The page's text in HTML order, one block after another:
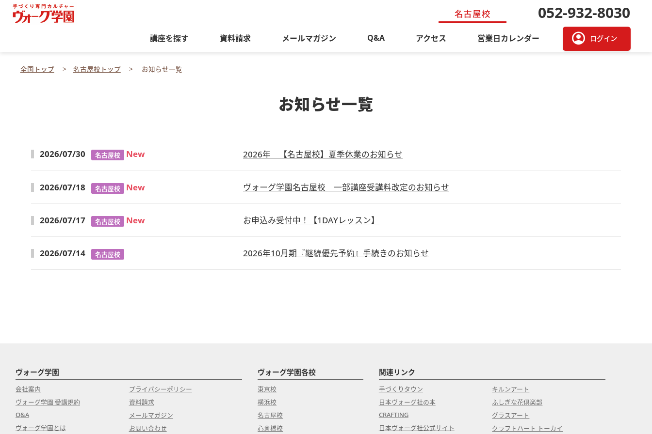
名古屋校 052-932-8030
講座を探す 資料請求 メールマガジン Q&A アクセス 営業日カレンダー account_circle ログイン
全国トップ 名古屋校トップ お知らせ一覧
お知らせ一覧
2026/07/30 名古屋校 New 2026年 【名古屋校】夏季休業のお知らせ
2026/07/18 名古屋校 New ヴォーグ学園名古屋校 一部講座受講料改定のお知らせ
2026/07/17 名古屋校 New お申込み受付中！【1DAYレッスン】
2026/07/14 名古屋校 2026年10月期『継続優先予約』手続きのお知らせ
ヴォーグ学園
会社案内
ヴォーグ学園 受講規約
Q&A
ヴォーグ学園とは
プライバシーポリシー
資料請求
メールマガジン
お問い合わせ
ヴォーグ学園各校
東京校
横浜校
名古屋校
心斎橋校
関連リンク
手づくりタウン
日本ヴォーグ社の本
CRAFTING
日本ヴォーグ社公式サイト
キルンアート
ふしぎな花倶楽部
グラスアート
クラフトハート トーカイ